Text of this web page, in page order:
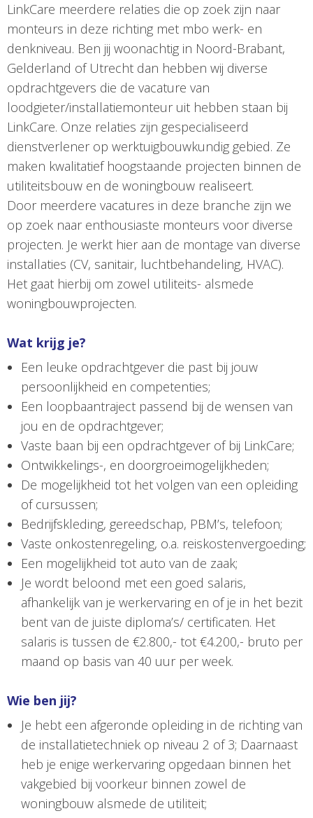
LinkCare meerdere relaties die op zoek zijn naar
monteurs in deze richting met mbo werk- en
denkniveau. Ben jij woonachtig in Noord-Brabant,
Gelderland of Utrecht dan hebben wij diverse
opdrachtgevers die de vacature van
loodgieter/installatiemonteur uit hebben staan bij
LinkCare. Onze relaties zijn gespecialiseerd
dienstverlener op werktuigbouwkundig gebied. Ze
maken kwalitatief hoogstaande projecten binnen de
utiliteitsbouw en de woningbouw realiseert.
Door meerdere vacatures in deze branche zijn we
op zoek naar enthousiaste monteurs voor diverse
projecten. Je werkt hier aan de montage van diverse
installaties (CV, sanitair, luchtbehandeling, HVAC).
Het gaat hierbij om zowel utiliteits- alsmede
woningbouwprojecten.
Wat krijg je?
Een leuke opdrachtgever die past bij jouw
persoonlijkheid en competenties;
Een loopbaantraject passend bij de wensen van
jou en de opdrachtgever;
Vaste baan bij een opdrachtgever of bij LinkCare;
Ontwikkelings-, en doorgroeimogelijkheden;
De mogelijkheid tot het volgen van een opleiding
of cursussen;
Bedrijfskleding, gereedschap, PBM’s, telefoon;
Vaste onkostenregeling, o.a. reiskostenvergoeding;
Een mogelijkheid tot auto van de zaak;
Je wordt beloond met een goed salaris,
afhankelijk van je werkervaring en of je in het bezit
bent van de juiste diploma’s/ certificaten. Het
salaris is tussen de €2.800,- tot €4.200,- bruto per
maand op basis van 40 uur per week.
Wie ben jij?
Je hebt een afgeronde opleiding in de richting van
de installatietechniek op niveau 2 of 3; Daarnaast
heb je enige werkervaring opgedaan binnen het
vakgebied bij voorkeur binnen zowel de
woningbouw alsmede de utiliteit;